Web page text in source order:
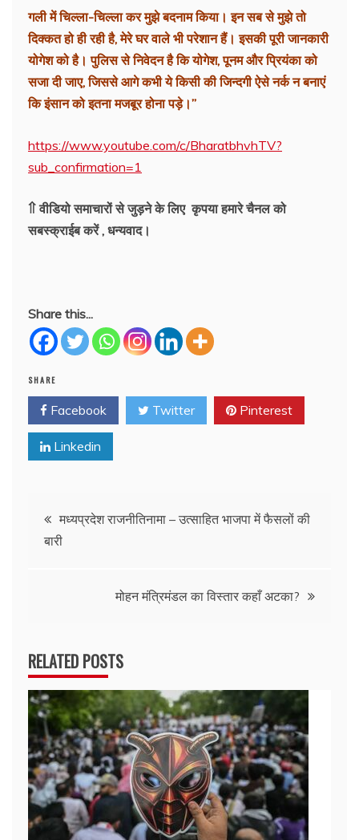
गली में चिल्ला-चिल्ला कर मुझे बदनाम किया। इन सब से मुझे तो
दिक्कत हो ही रही है, मेरे घर वाले भी परेशान हैं। इसकी पूरी जानकारी
योगेश को है। पुलिस से निवेदन है कि योगेश, पूनम और प्रियंका को
सजा दी जाए, जिससे आगे कभी ये किसी की जिन्दगी ऐसे नर्क न बनाएं
कि इंसान को इतना मजबूर होना पड़े।”
https://www.youtube.com/c/BharatbhvhTV?
sub_confirmation=1
⇑ वीडियो समाचारों से जुड़ने के लिए कृपया हमारे चैनल को
सबस्क्राईब करें , धन्यवाद।
Share this...
SHARE
Facebook Twitter Pinterest
Linkedin
Post
navigation
मध्यप्रदेश राजनीतिनामा – उत्साहित भाजपा में फैसलों की
बारी
मोहन मंत्रिमंडल का विस्तार कहाँ अटका?
RELATED POSTS